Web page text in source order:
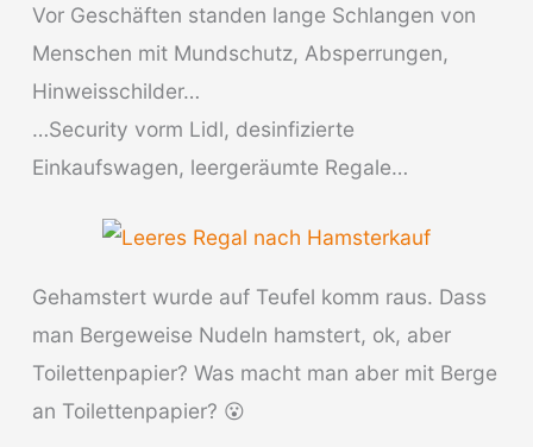
Vor Geschäften standen lange Schlangen von
Menschen mit Mundschutz, Absperrungen,
Hinweisschilder…
…Security vorm Lidl, desinfizierte
Einkaufswagen, leergeräumte Regale…
Gehamstert wurde auf Teufel komm raus. Dass
man Bergeweise Nudeln hamstert, ok, aber
Toilettenpapier? Was macht man aber mit Berge
an Toilettenpapier? 😮